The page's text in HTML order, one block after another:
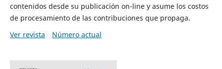
contenidos desde su publicación on-line y asume los costos
de procesamiento de las contribuciones que propaga.
Ver revista
Número actual